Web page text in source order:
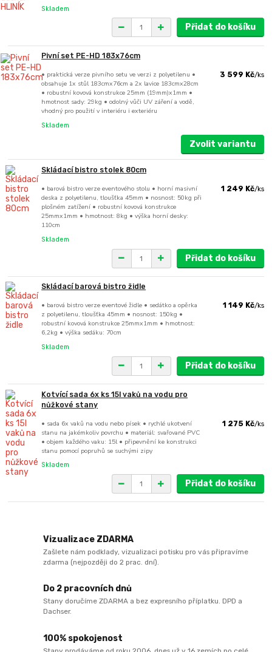
Skladem
Přidat do košíku
Pivní set PE-HD 183x76cm
• praktická verze pivního setu ve verzi z polyetilenu •
obsahuje 1x stůl 183cmx76cm a 2x lavice 183cmx28cm
• robustní kovová konstrukce 25mm (19mm)x1mm •
hmotnost sady: 29kg • odolný vůči UV záření a vodě,
vhodný pro použití v interiéru i exteriéru
3 599 Kč/ks
Skladem
Zvolit variantu
Skládací bistro stolek 80cm
• barová bistro verze eventového stolu • horní masivní
deska z polyetilenu, tloušťka 45mm • nosnost: 50kg při
plošném zatížení • robustní kovová konstrukce
25mmx1mm • hmotnost: 8kg • výška horní desky:
110cm
1 249 Kč/ks
Skladem
Přidat do košíku
Skládací barová bistro židle
• barová bistro verze eventové židle • sedátko a opěrka
z polyetilenu, tloušťka 45mm • nosnost: 150kg •
robustní kovová konstrukce 25mmx1mm • hmotnost:
6,2kg • výška sedáku: 70cm
1 149 Kč/ks
Skladem
Přidat do košíku
Kotvící sada 6x ks 15l vaků na vodu pro
nůžkové stany
• sada 6x vaků na vodu nebo písek • rychlé ukotvení
stanu na jakémkoliv povrchu • materiál: svařované PVC
• objem každého vaku: 15l • připevnění ke konstrukci
stanu pomocí popruhů se suchými zipy
1 275 Kč/ks
Skladem
Přidat do košíku
Vizualizace ZDARMA
Zašlete nám podklady, vizualizaci potisku pro vás připravíme
zdarma (nejpozději do 2 prac. dní).
Do 2 pracovních dnů
Stany doručíme ZDARMA a bez expresního příplatku. DPD a
Dachser.
100% spokojenost